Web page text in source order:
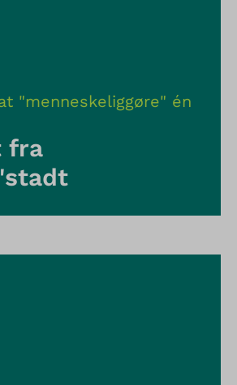
"menneskeliggøre" én
fra